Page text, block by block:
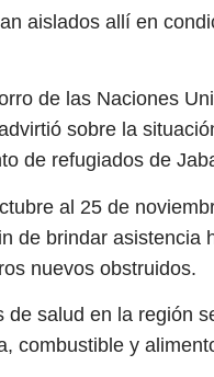
aislados allí en
de las Naciones
sobre la
de refugiados de
al 25 de
de brindar asistencia
nuevos obstruidos.
salud en la región
combustible y